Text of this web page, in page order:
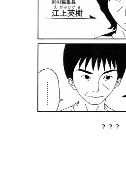
？？？